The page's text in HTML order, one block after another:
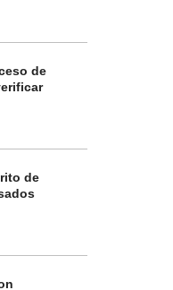
de
de